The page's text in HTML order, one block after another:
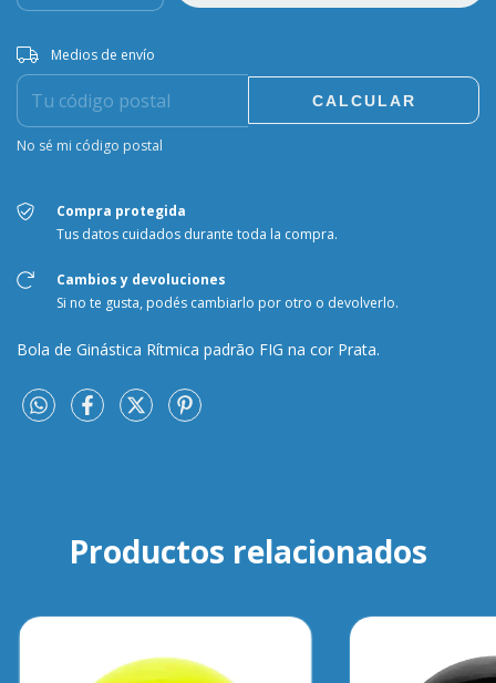
Entregas para el CP:
Medios de envío
CALCULAR
No sé mi código postal
Compra protegida
Tus datos cuidados durante toda la compra.
Cambios y devoluciones
Si no te gusta, podés cambiarlo por otro o devolverlo.
Bola de Ginástica Rítmica padrão FIG na cor Prata.
Productos relacionados